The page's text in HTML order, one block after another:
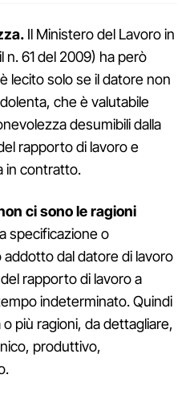
Il Ministero del Lavoro in
n. 61 del 2009) ha però
lecito solo se il datore non
che è valutabile
desumibili dalla
rapporto di lavoro e
in contratto.
ci sono le ragioni
specificazione o
addotto dal datore di lavoro
rapporto di lavoro a
indeterminato. Quindi
più ragioni, da dettagliare,
produttivo,